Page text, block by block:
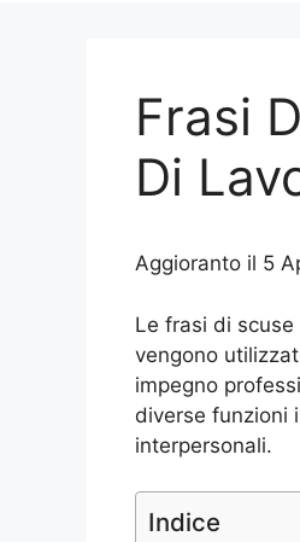
Frasi
Di
Aggioranto il 5
Le frasi di
vengono
impegno
diverse funzioni
interpersonali.
Indice